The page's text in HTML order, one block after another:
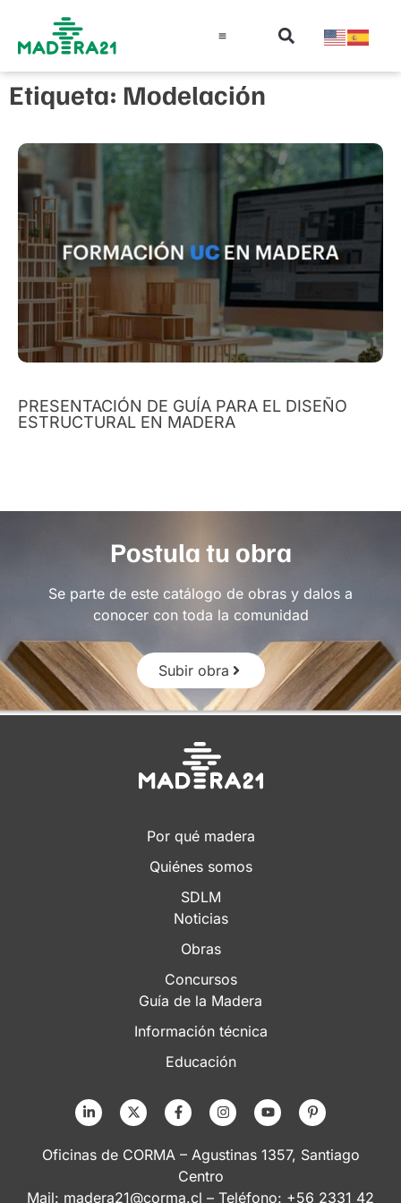
Etiqueta: Modelación
PRESENTACIÓN DE GUÍA PARA EL DISEÑO
ESTRUCTURAL EN MADERA
Postula tu obra
Se parte de este catálogo de obras y dalos a
conocer con toda la comunidad
Subir obra
Por qué madera
Quiénes somos
SDLM
Noticias
Obras
Concursos
Guía de la Madera
Información técnica
Educación
Oficinas de CORMA – Agustinas 1357, Santiago
Centro
Mail: madera21@corma.cl – Teléfono: +56 2331 42